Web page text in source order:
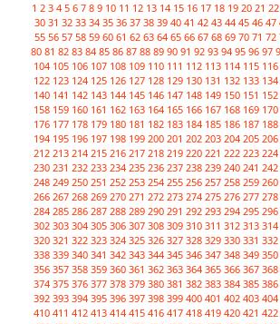
1 2 3 4 5 6 7 8 9 10 11 12 13 14 15 16 17 18 19 20 21 22
30 31 32 33 34 35 36 37 38 39 40 41 42 43 44 45 46 47
55 56 57 58 59 60 61 62 63 64 65 66 67 68 69 70 71 72
80 81 82 83 84 85 86 87 88 89 90 91 92 93 94 95 96 97
104 105 106 107 108 109 110 111 112 113 114 115 116
122 123 124 125 126 127 128 129 130 131 132 133 134
140 141 142 143 144 145 146 147 148 149 150 151 152
158 159 160 161 162 163 164 165 166 167 168 169 170
176 177 178 179 180 181 182 183 184 185 186 187 188
194 195 196 197 198 199 200 201 202 203 204 205 206
212 213 214 215 216 217 218 219 220 221 222 223 224
230 231 232 233 234 235 236 237 238 239 240 241 242
248 249 250 251 252 253 254 255 256 257 258 259 260
266 267 268 269 270 271 272 273 274 275 276 277 278
284 285 286 287 288 289 290 291 292 293 294 295 296
302 303 304 305 306 307 308 309 310 311 312 313 314
320 321 322 323 324 325 326 327 328 329 330 331 332
338 339 340 341 342 343 344 345 346 347 348 349 350
356 357 358 359 360 361 362 363 364 365 366 367 368
374 375 376 377 378 379 380 381 382 383 384 385 386
392 393 394 395 396 397 398 399 400 401 402 403 404
410 411 412 413 414 415 416 417 418 419 420 421 422